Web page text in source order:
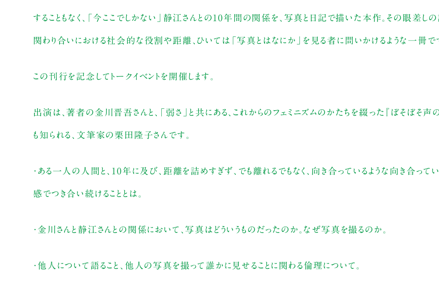
することもなく、「今ここでしかない」静江さんとの10年間の関係を、写真と日記で描いた本作。その眼差し
関わり合いにおける社会的な役割や距離、ひいては「写真とはなにか」を見る者に問いかけるような一冊で
この刊行を記念してトークイベントを開催します。
出演は、著者の金川晋吾さんと、「弱さ」と共にある、これからのフェミニズムのかたちを綴った『ぼそぼそ声
も知られる、文筆家の栗田隆子さんです。
・ある一人の人間と、10年に及び、距離を詰めすぎず、でも離れるでもなく、向き合っているような向き合って
感でつき合い続けることとは。
・金川さんと静江さんとの関係において、写真はどういうものだったのか。なぜ写真を撮るのか。
・他人について語ること、他人の写真を撮って誰かに見せることに関わる倫理について。